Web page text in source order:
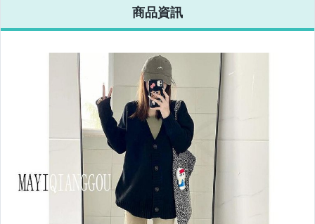
電腦、平板與周邊
相機、攝影與周邊
運動、戶外與休閒
電玩遊戲與主機
汽機車精品百貨
居家、家具與園藝
商品資訊